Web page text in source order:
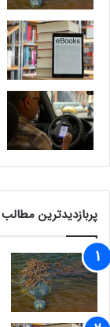
پربازدیدترین مطالب